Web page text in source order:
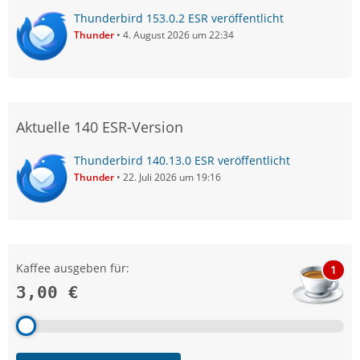
Thunderbird 153.0.2 ESR veröffentlicht
Thunder 4. August 2026 um 22:34
Aktuelle 140 ESR-Version
Thunderbird 140.13.0 ESR veröffentlicht
Thunder 22. Juli 2026 um 19:16
Kaffee ausgeben für:
3,00 €
1